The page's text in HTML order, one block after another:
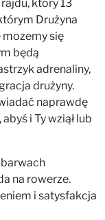
który 13
Drużyna
mozemy się
będą
adrenaliny,
drużyny.
naprawdę
i Ty wziął lub
barwach
na rowerze.
i satysfakcja